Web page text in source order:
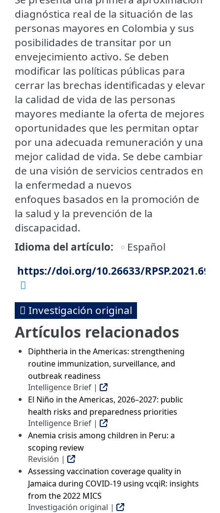
diagnóstica real de la situación de las
personas mayores en Colombia y sus
posibilidades de transitar por un
envejecimiento activo. Se deben
modificar las políticas públicas para
cerrar las brechas identificadas y elevar
la calidad de vida de las personas
mayores mediante la oferta de mejores
oportunidades que les permitan optar
por una adecuada remuneración y una
mejor calidad de vida. Se debe cambiar
de una visión de servicios centrados en
la enfermedad a nuevos
enfoques basados en la promoción de
la salud y la prevención de la
discapacidad.
Idioma del artículo
Español
https://doi.org/10.26633/RPSP.2021.69
Investigación original
Artículos relacionados
Diphtheria in the Americas: strengthening
routine immunization, surveillance, and
outbreak readiness
Intelligence Brief |
El Niño in the Americas, 2026–2027: public
health risks and preparedness priorities
Intelligence Brief |
Anemia crisis among children in Peru: a
scoping review
Revisión |
Assessing vaccination coverage quality in
Jamaica during COVID-19 using vcqiR: insights
from the 2022 MICS
Investigación original |